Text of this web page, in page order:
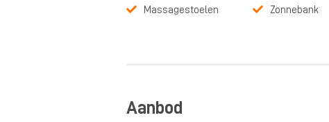
Massagestoelen
Zonnebank
Aanbod